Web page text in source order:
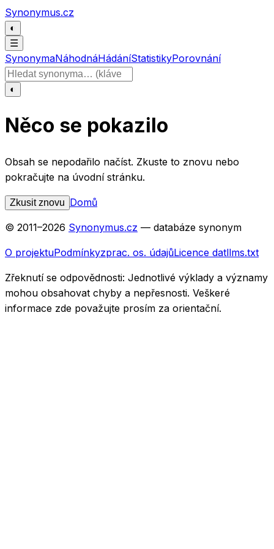
Přeskočit na obsah
Synonymus.cz
◐
☰
SynonymaNáhodnáHádáníStatistikyPorovnání
Hledat slovo
◐
Něco se pokazilo
Obsah se nepodařilo načíst. Zkuste to znovu nebo
pokračujte na úvodní stránku.
Zkusit znovu Domů
© 2011–2026 Synonymus.cz — databáze synonym
O projektuPodmínkyzprac. os. údajůLicence datllms.txt
Zřeknutí se odpovědnosti: Jednotlivé výklady a významy
mohou obsahovat chyby a nepřesnosti. Veškeré
informace zde považujte prosím za orientační.